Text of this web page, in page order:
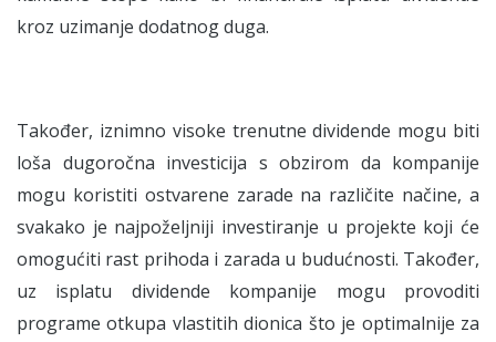
kroz uzimanje dodatnog duga.
Također, iznimno visoke trenutne dividende mogu biti
loša dugoročna investicija s obzirom da kompanije
mogu koristiti ostvarene zarade na različite načine, a
svakako je najpoželjniji investiranje u projekte koji će
omogućiti rast prihoda i zarada u budućnosti. Također,
uz isplatu dividende kompanije mogu provoditi
programe otkupa vlastitih dionica što je optimalnije za